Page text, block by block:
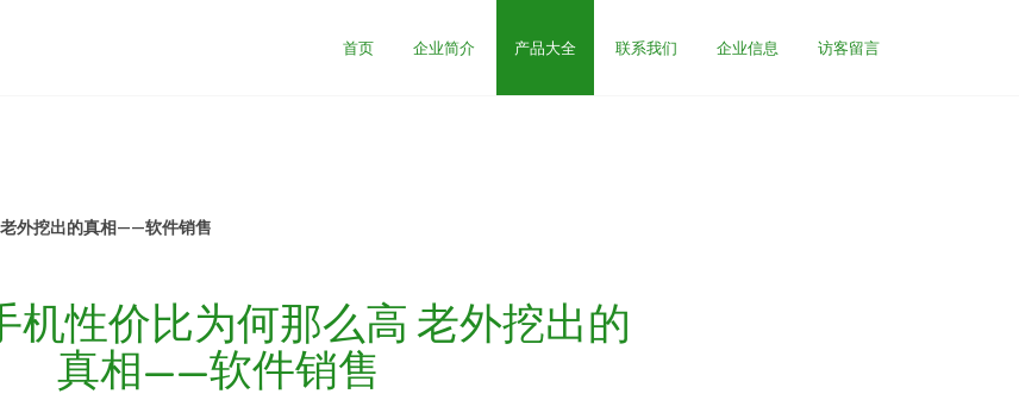
首页 企业简介 产品大全 联系我们 企业信息 访客留言
外挖出的真相——软件销售
机性价比为何那么高 老外挖出的
真相——软件销售